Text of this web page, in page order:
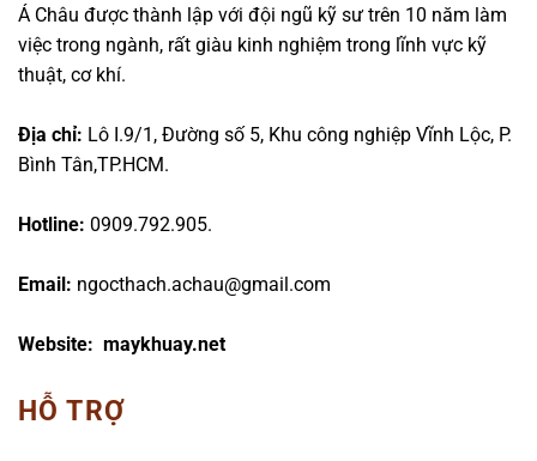
Á Châu được thành lập với đội ngũ kỹ sư trên 10 năm làm
việc trong ngành, rất giàu kinh nghiệm trong lĩnh vực kỹ
thuật, cơ khí.
Địa chỉ: Lô I.9/1, Đường số 5, Khu công nghiệp Vĩnh Lộc, P.
Bình Tân,TP.HCM.
Hotline: 0909.792.905.
Email: ngocthach.achau@gmail.com
Website: maykhuay.net
HỖ TRỢ